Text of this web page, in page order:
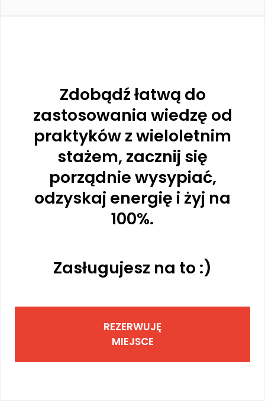
Zdobądź łatwą do
zastosowania wiedzę od
praktyków z wieloletnim
stażem, zacznij się
porządnie wysypiać,
odzyskaj energię i żyj na
100%.
Zasługujesz na to :)
REZERWUJĘ
MIEJSCE